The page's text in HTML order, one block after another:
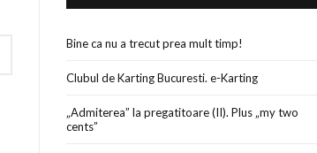
Bine ca nu a trecut prea mult timp!
Clubul de Karting Bucuresti. e-Karting
„Admiterea” la pregatitoare (II). Plus „my two
cents”